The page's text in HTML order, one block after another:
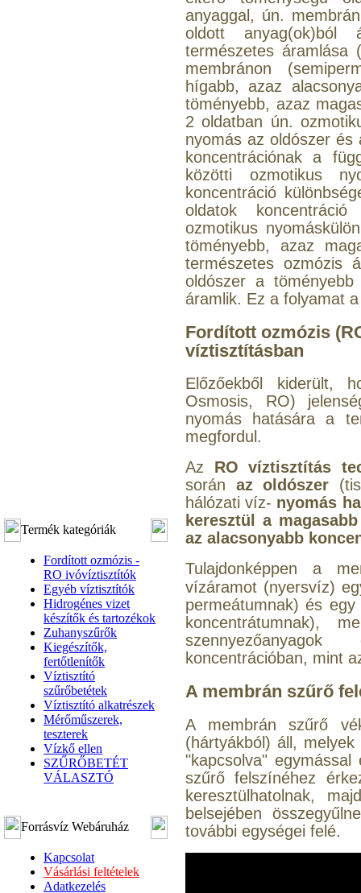
Termék kategóriák
Fordított ozmózis -
RO ivóvíztisztítók
Egyéb víztisztítók
Hidrogénes vizet
készítők és tartozékok
Zuhanyszűrők
Kiegészítők,
fertőtlenítők
Víztisztító
szűrőbetétek
Víztisztító alkatrészek
Mérőműszerek,
teszterek
Vízkő ellen
SZŰRŐBETÉT
VÁLASZTÓ
Forrásvíz Webáruház
Kapcsolat
Vásárlási feltételek
Adatkezelés
anyaggal, ún.
oldott
természetes áramlása
membránon
hígabb, azaz
töményebb, azaz
2 oldatban ún.
nyomás az oldószer és
koncentrációnak a
közötti ozmotikus
koncentráció
oldatok
ozmotikus
töményebb, azaz
természetes ozmózis
oldószer a
áramlik. Ez a folyamat
Fordított ozmózis
víztisztításban
Előzőekből kiderült,
Osmosis, RO)
nyomás hatására a
megfordul.
Az RO
víztisztítás
során az oldószer
hálózati víz- nyomás
keresztül a
az alacsonyabb
Tulajdonképpen a
vízáramot (nyersvíz)
permeátumnak) és
koncentrátumnak),
koncentrációban, mint
A membrán szűrő
A membrán szűrő
(hártyákból) áll,
"kapcsolva"
szűrő felszínéhez
keresztülhatolnak,
belsejében
további egységei felé.